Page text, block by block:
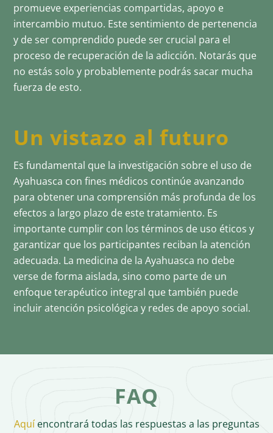
promueve experiencias compartidas, apoyo e
intercambio mutuo. Este sentimiento de pertenencia
y de ser comprendido puede ser crucial para el
proceso de recuperación de la adicción. Notarás que
no estás solo y probablemente podrás sacar mucha
fuerza de esto.
Un vistazo al futuro
Es fundamental que la investigación sobre el uso de
Ayahuasca con fines médicos continúe avanzando
para obtener una comprensión más profunda de los
efectos a largo plazo de este tratamiento. Es
importante cumplir con los términos de uso éticos y
garantizar que los participantes reciban la atención
adecuada. La medicina de la Ayahuasca no debe
verse de forma aislada, sino como parte de un
enfoque terapéutico integral que también puede
incluir atención psicológica y redes de apoyo social.
FAQ
Aquíencontrará todas las respuestas a las preguntas